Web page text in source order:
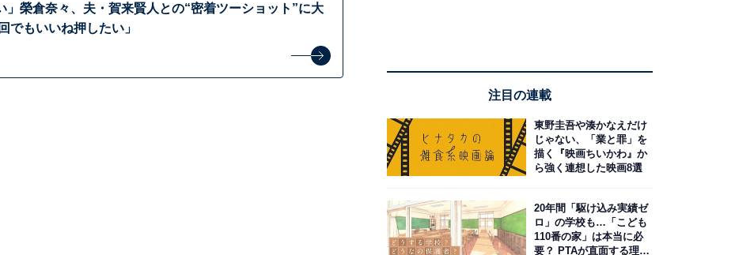
」榮倉奈々、夫・賀来賢人との“密着ツーショット”に大
でもいいね押したい」
注目の連載
東野圭吾や湊かなえだけ
じゃない、「業と罪」を
描く『映画ちいかわ』か
ら強く連想した映画8選
20年間「駆け込み実績ゼ
ロ」の学校も…「こども
110番の家」は本当に必
要？ PTAが直面する理想